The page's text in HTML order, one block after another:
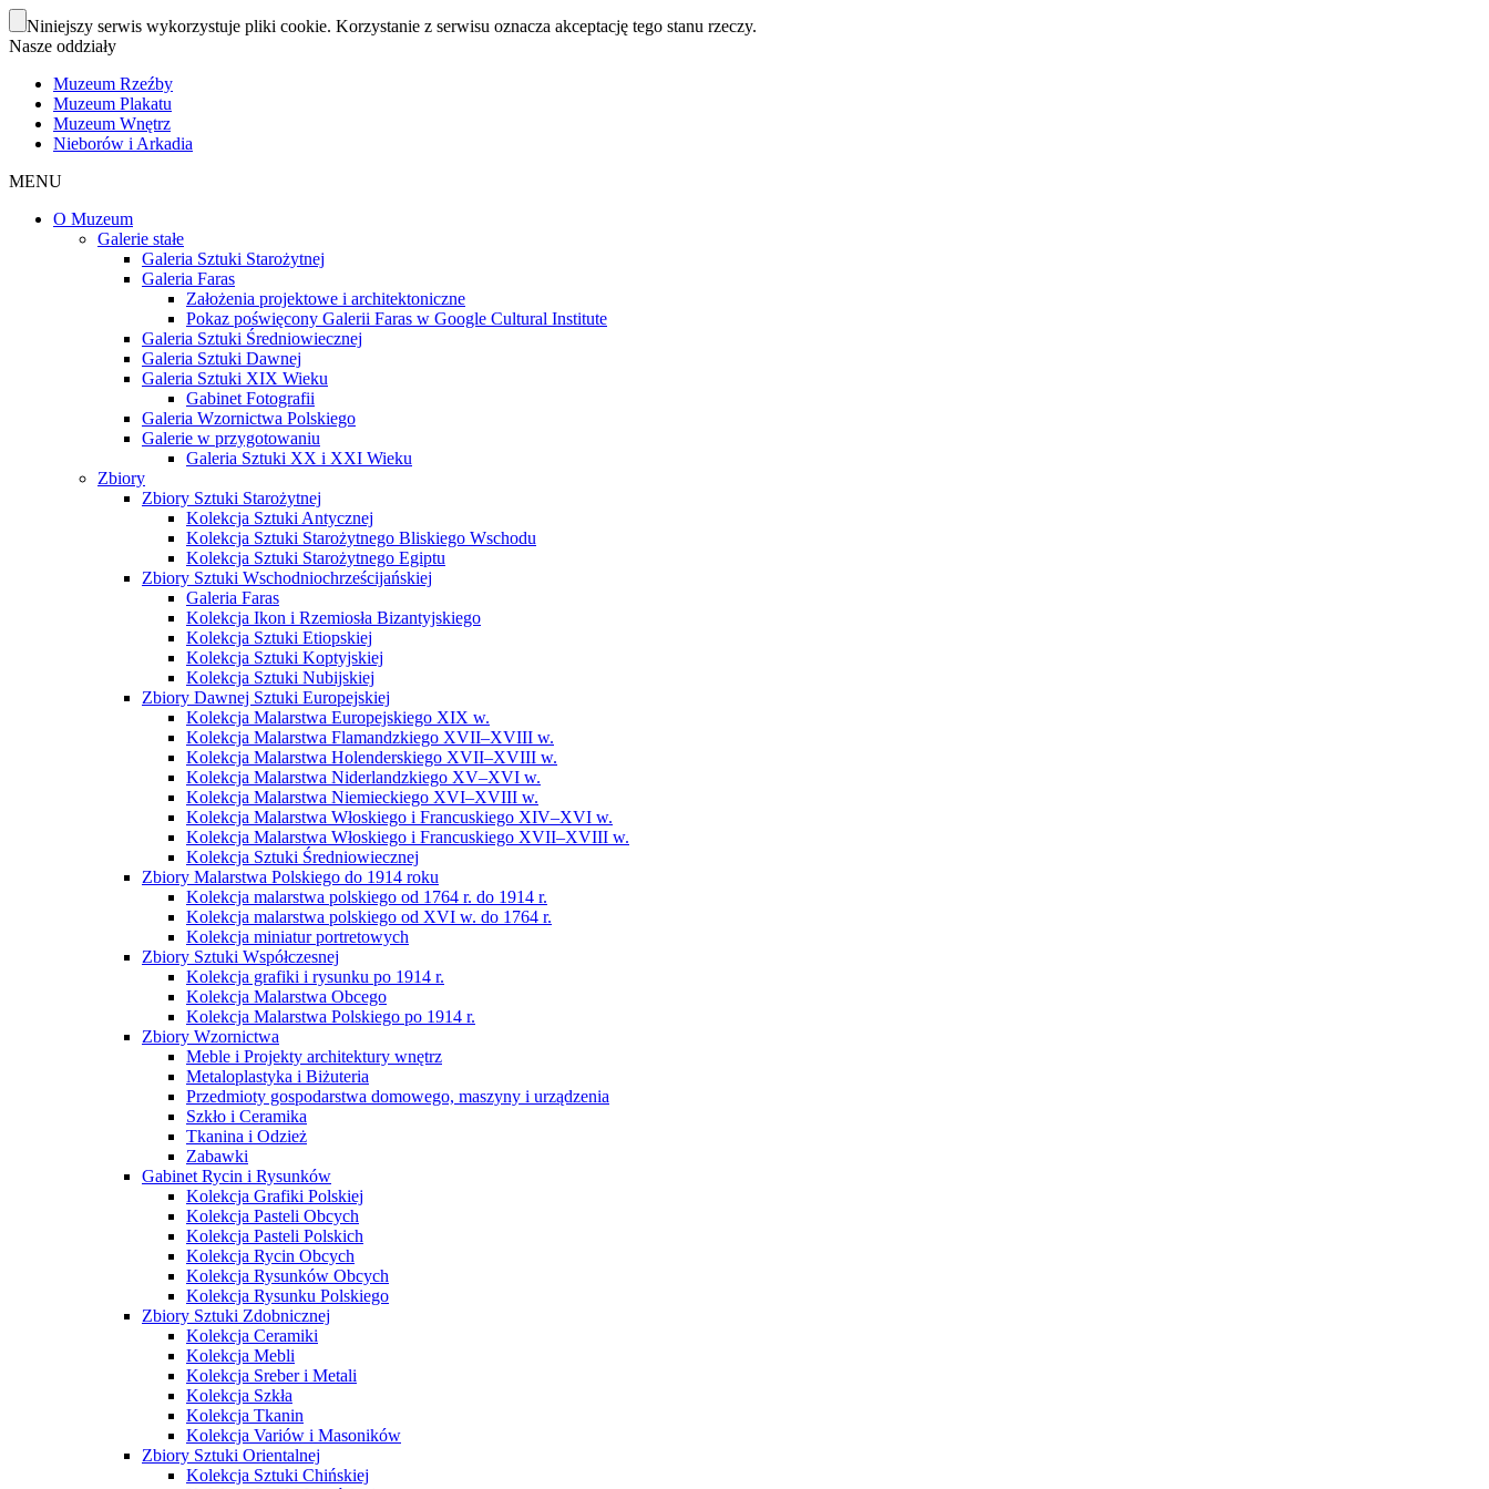
Niniejszy serwis wykorzystuje pliki cookie. Korzystanie z serwisu oznacza akceptację tego stanu rzeczy.
Nasze oddziały
Muzeum Rzeźby
Muzeum Plakatu
Muzeum Wnętrz
Nieborów i Arkadia
MENU
O Muzeum
Galerie stałe
Galeria Sztuki Starożytnej
Galeria Faras
Założenia projektowe i architektoniczne
Pokaz poświęcony Galerii Faras w Google Cultural Institute
Galeria Sztuki Średniowiecznej
Galeria Sztuki Dawnej
Galeria Sztuki XIX Wieku
Gabinet Fotografii
Galeria Wzornictwa Polskiego
Galerie w przygotowaniu
Galeria Sztuki XX i XXI Wieku
Zbiory
Zbiory Sztuki Starożytnej
Kolekcja Sztuki Antycznej
Kolekcja Sztuki Starożytnego Bliskiego Wschodu
Kolekcja Sztuki Starożytnego Egiptu
Zbiory Sztuki Wschodniochrześcijańskiej
Galeria Faras
Kolekcja Ikon i Rzemiosła Bizantyjskiego
Kolekcja Sztuki Etiopskiej
Kolekcja Sztuki Koptyjskiej
Kolekcja Sztuki Nubijskiej
Zbiory Dawnej Sztuki Europejskiej
Kolekcja Malarstwa Europejskiego XIX w.
Kolekcja Malarstwa Flamandzkiego XVII–XVIII w.
Kolekcja Malarstwa Holenderskiego XVII–XVIII w.
Kolekcja Malarstwa Niderlandzkiego XV–XVI w.
Kolekcja Malarstwa Niemieckiego XVI–XVIII w.
Kolekcja Malarstwa Włoskiego i Francuskiego XIV–XVI w.
Kolekcja Malarstwa Włoskiego i Francuskiego XVII–XVIII w.
Kolekcja Sztuki Średniowiecznej
Zbiory Malarstwa Polskiego do 1914 roku
Kolekcja malarstwa polskiego od 1764 r. do 1914 r.
Kolekcja malarstwa polskiego od XVI w. do 1764 r.
Kolekcja miniatur portretowych
Zbiory Sztuki Współczesnej
Kolekcja grafiki i rysunku po 1914 r.
Kolekcja Malarstwa Obcego
Kolekcja Malarstwa Polskiego po 1914 r.
Zbiory Wzornictwa
Meble i Projekty architektury wnętrz
Metaloplastyka i Biżuteria
Przedmioty gospodarstwa domowego, maszyny i urządzenia
Szkło i Ceramika
Tkanina i Odzież
Zabawki
Gabinet Rycin i Rysunków
Kolekcja Grafiki Polskiej
Kolekcja Pasteli Obcych
Kolekcja Pasteli Polskich
Kolekcja Rycin Obcych
Kolekcja Rysunków Obcych
Kolekcja Rysunku Polskiego
Zbiory Sztuki Zdobnicznej
Kolekcja Ceramiki
Kolekcja Mebli
Kolekcja Sreber i Metali
Kolekcja Szkła
Kolekcja Tkanin
Kolekcja Variów i Masoników
Zbiory Sztuki Orientalnej
Kolekcja Sztuki Chińskiej